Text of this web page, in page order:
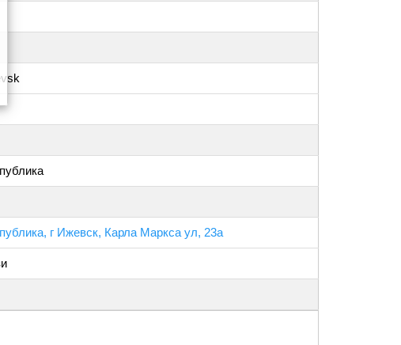
г Ижевск, Карла Маркса ул, 23а